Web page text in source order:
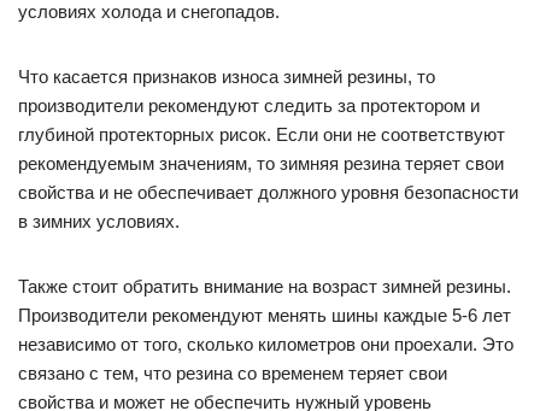
условиях холода и снегопадов.
Что касается признаков износа зимней резины, то
производители рекомендуют следить за протектором и
глубиной протекторных рисок. Если они не соответствуют
рекомендуемым значениям, то зимняя резина теряет свои
свойства и не обеспечивает должного уровня безопасности
в зимних условиях.
Также стоит обратить внимание на возраст зимней резины.
Производители рекомендуют менять шины каждые 5-6 лет
независимо от того, сколько километров они проехали. Это
связано с тем, что резина со временем теряет свои
свойства и может не обеспечить нужный уровень